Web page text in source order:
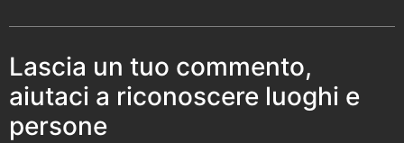
Lascia un tuo commento,
aiutaci a riconoscere luoghi e
persone